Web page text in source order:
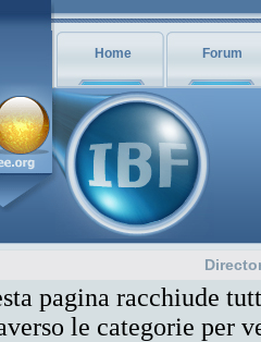
Home Forum
pagina racchiude
le categorie per